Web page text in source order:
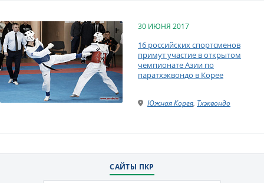
30 ИЮНЯ 2017
16 российских спортсменов
примут участие в открытом
чемпионате Азии по
паратхэквондо в Корее
Южная Корея, Тхэквондо
САЙТЫ ПКР